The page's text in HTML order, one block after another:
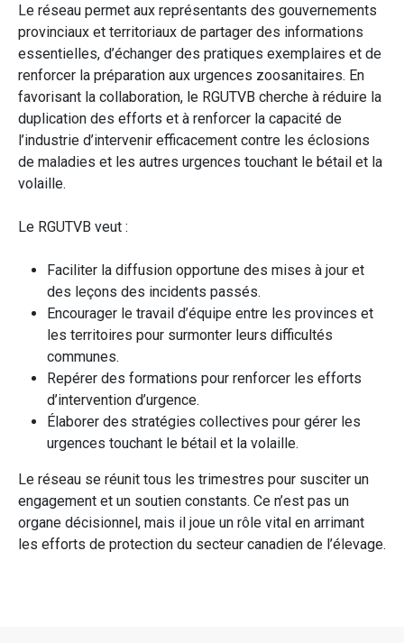
Le réseau permet aux représentants des gouvernements
provinciaux et territoriaux de partager des informations
essentielles, d’échanger des pratiques exemplaires et de
renforcer la préparation aux urgences zoosanitaires. En
favorisant la collaboration, le RGUTVB cherche à réduire la
duplication des efforts et à renforcer la capacité de
l’industrie d’intervenir efficacement contre les éclosions
de maladies et les autres urgences touchant le bétail et la
volaille.
Le RGUTVB veut :
Faciliter la diffusion opportune des mises à jour et
des leçons des incidents passés.
Encourager le travail d’équipe entre les provinces et
les territoires pour surmonter leurs difficultés
communes.
Repérer des formations pour renforcer les efforts
d’intervention d’urgence.
Élaborer des stratégies collectives pour gérer les
urgences touchant le bétail et la volaille.
Le réseau se réunit tous les trimestres pour susciter un
engagement et un soutien constants. Ce n’est pas un
organe décisionnel, mais il joue un rôle vital en arrimant
les efforts de protection du secteur canadien de l’élevage.